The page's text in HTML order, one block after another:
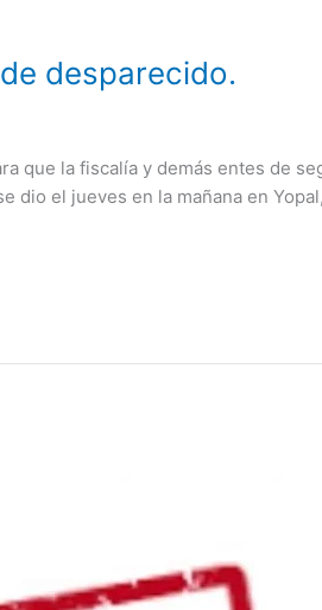
desparecido.
que la fiscalía y demás entes de
dio el jueves en la mañana en